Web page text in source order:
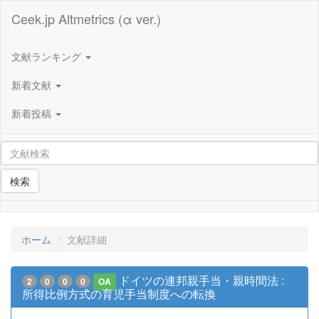
Ceek.jp Altmetrics (α ver.)
文献ランキング
新着文献
新着投稿
検索
ホーム 文献詳細
2 0 0 0 OA
ドイツの連邦親手当・親時間法 :
所得比例方式の育児手当制度への転換